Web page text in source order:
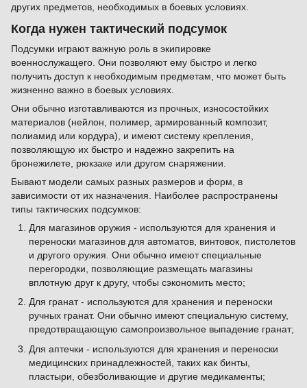
других предметов, необходимых в боевых условиях.
Когда нужен тактический подсумок
Подсумки играют важную роль в экипировке
военнослужащего. Они позволяют ему быстро и легко
получить доступ к необходимым предметам, что может быть
жизненно важно в боевых условиях.
Они обычно изготавливаются из прочных, износостойких
материалов (нейлон, полимер, армированный композит,
полиамид или кордура), и имеют систему крепления,
позволяющую их быстро и надежно закрепить на
бронежилете, рюкзаке или другом снаряжении.
Бывают модели самых разных размеров и форм, в
зависимости от их назначения. Наиболее распространены
типы тактических подсумков:
Для магазинов оружия - используются для хранения и
переноски магазинов для автоматов, винтовок, пистолетов
и другого оружия. Они обычно имеют специальные
перегородки, позволяющие размещать магазины
вплотную друг к другу, чтобы сэкономить место;
Для гранат - используются для хранения и переноски
ручных гранат. Они обычно имеют специальную систему,
предотвращающую самопроизвольное выпадение гранат;
Для аптечки - используются для хранения и переноски
медицинских принадлежностей, таких как бинты,
пластыри, обезболивающие и другие медикаменты;